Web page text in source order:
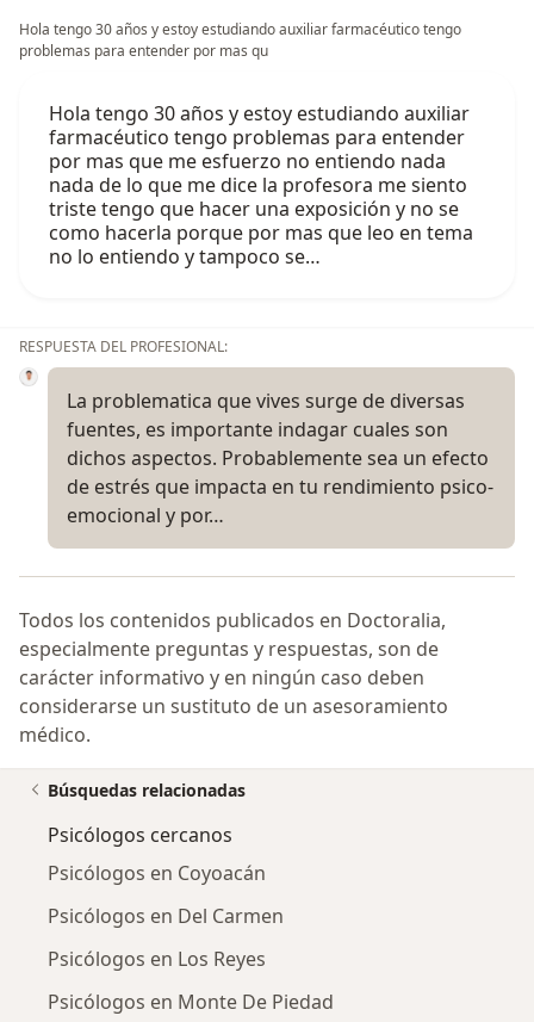
Hola tengo 30 años y estoy estudiando auxiliar farmacéutico tengo
problemas para entender por mas qu
Hola tengo 30 años y estoy estudiando auxiliar
farmacéutico tengo problemas para entender
por mas que me esfuerzo no entiendo nada
nada de lo que me dice la profesora me siento
triste tengo que hacer una exposición y no se
como hacerla porque por mas que leo en tema
no lo entiendo y tampoco se…
RESPUESTA DEL PROFESIONAL:
La problematica que vives surge de diversas
fuentes, es importante indagar cuales son
dichos aspectos. Probablemente sea un efecto
de estrés que impacta en tu rendimiento psico-
emocional y por…
Todos los contenidos publicados en Doctoralia,
especialmente preguntas y respuestas, son de
carácter informativo y en ningún caso deben
considerarse un sustituto de un asesoramiento
médico.
Búsquedas relacionadas
Psicólogos cercanos
Psicólogos en Coyoacán
Psicólogos en Del Carmen
Psicólogos en Los Reyes
Psicólogos en Monte De Piedad